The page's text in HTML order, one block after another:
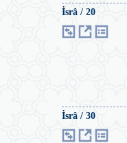
İsrâ / 20
İsrâ / 30